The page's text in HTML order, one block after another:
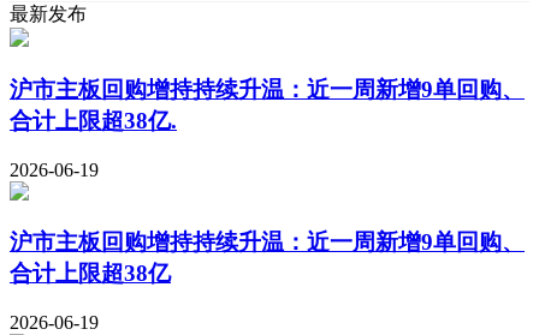
最新发布
沪市主板回购增持持续升温：近一周新增9单回购、
合计上限超38亿.
2026-06-19
沪市主板回购增持持续升温：近一周新增9单回购、
合计上限超38亿
2026-06-19